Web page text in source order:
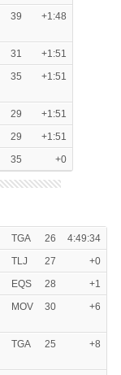
39 +1:48
31
+1:51
35 +1:51
29
+1:51
29
+1:51
35 +0
TGA 26
4:49:34
TLJ 27
+0
EQS 28
+1
MOV 30 +6
TGA 25 +8